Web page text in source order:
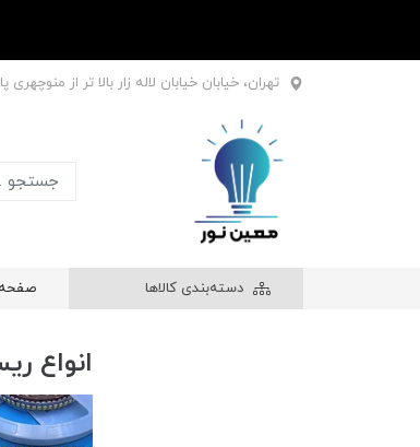
تهران، خیابان خیابان لاله زار بالا تر از منوچهری
دسته‌بندی کالاها
انواع